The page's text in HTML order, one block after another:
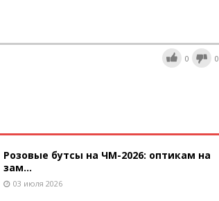
0 0
Розовые бутсы на ЧМ-2026: оптикам на
зам...
03 июля 2026